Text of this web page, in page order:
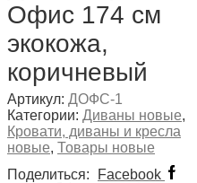
Офис 174 см
экокожа,
коричневый
Артикул: ДОФС-1
Категории: Диваны новые,
Кровати, диваны и кресла
новые, Товары новые
Поделиться:
Facebook